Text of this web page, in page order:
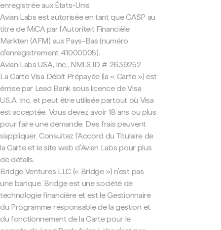
enregistrée aux États-Unis
Avian Labs est autorisée en tant que CASP au
titre de MiCA par l'Autoriteit Financiële
Markten (AFM) aux Pays-Bas (numéro
d'enregistrement 41000005).
Avian Labs USA, Inc., NMLS ID # 2639252
La Carte Visa Débit Prépayée (la « Carte ») est
émise par Lead Bank sous licence de Visa
U.S.A. Inc. et peut être utilisée partout où Visa
est acceptée. Vous devez avoir 18 ans ou plus
pour faire une demande. Des frais peuvent
s'appliquer. Consultez l'Accord du Titulaire de
la Carte et le site web d'Avian Labs pour plus
de détails.
Bridge Ventures LLC (« Bridge ») n'est pas
une banque. Bridge est une société de
technologie financière et est le Gestionnaire
du Programme responsable de la gestion et
du fonctionnement de la Carte pour le